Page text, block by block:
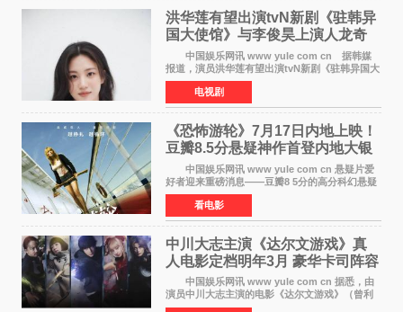
洪华莲有望出演tvN新剧《驻韩异
国大使馆》与李俊昊上演人龙奇
幻罗曼史
中国娱乐网讯 www yule com cn 据韩媒
报道，演员洪华莲有望出演tvN新剧《驻韩异国大
使馆》女主角，与李俊昊合作，引发观众期
待。 该剧讲述了一位因管理驻韩异国大使馆
（负责管理居住在大
电视剧
《恐怖游轮》7月17日内地上映！
豆瓣8.5分悬疑神作首登内地大银
中国娱乐网讯 www yule com cn 悬疑片爱
好者迎来重磅消息——豆瓣8 5分的高分科幻悬疑
电影《恐怖游轮》正式宣布定档7月17日在内地上
映。这部由英国导演克里斯托弗·史密斯执导、惊
悚片女王梅
看电影
中川大志主演《达尔文游戏》真
人电影定档明年3月 豪华卡司阵容
公开
中国娱乐网讯 www yule com cn 据悉，由
演员中川大志主演的电影《达尔文游戏》（曾利
文彦执导）将于明年3月12日上映，该消息于7月9